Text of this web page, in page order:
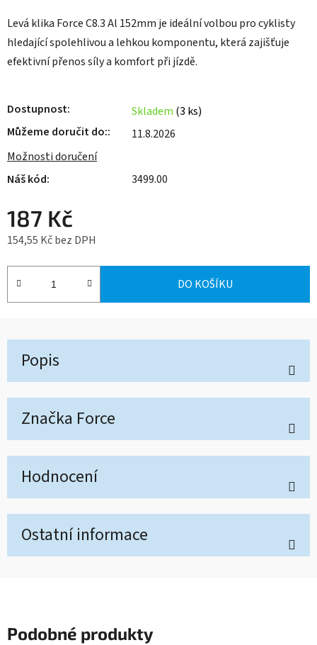
Levá klika Force C8.3 Al 152mm je ideální volbou pro cyklisty
hledající spolehlivou a lehkou komponentu, která zajišťuje
efektivní přenos síly a komfort při jízdě.
Dostupnost Skladem (3 ks)
Můžeme doručit do:
11.8.2026
Možnosti doručení
3499.00
187 Kč
154,55 Kč bez DPH
Měrná cena:
DO KOŠÍKU
Popis
Značka Force
Hodnocení
Ostatní informace
Podobné produkty